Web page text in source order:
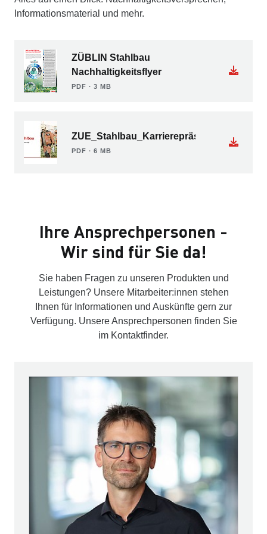
Informationsmaterial und mehr.
ZÜBLIN Stahlbau
Nachhaltigkeitsflyer
PDF ∙ 3 MB
PDF ∙ 6 MB
Ihre Ansprechpersonen -
Wir sind für Sie da!
Sie haben Fragen zu unseren Produkten und
Leistungen? Unsere Mitarbeiter:innen stehen
Ihnen für Informationen und Auskünfte gern zur
Verfügung. Unsere Ansprechpersonen finden Sie
im Kontaktfinder.